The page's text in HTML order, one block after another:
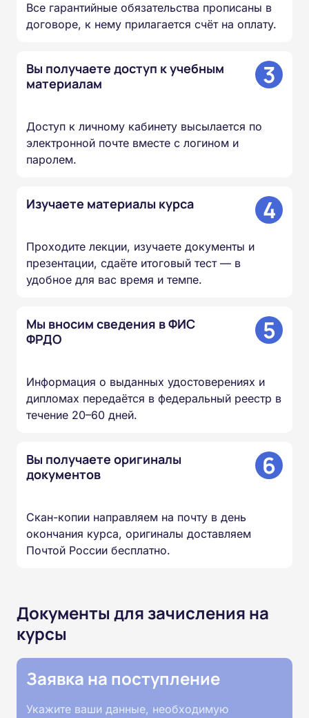
Все гарантийные обязательства прописаны в
договоре, к нему прилагается счёт на оплату.
Вы получаете доступ к учебным
материалам
3
Доступ к личному кабинету высылается по
электронной почте вместе с логином и
паролем.
Изучаете материалы курса 4
Проходите лекции, изучаете документы и
презентации, сдаёте итоговый тест — в
удобное для вас время и темпе.
Мы вносим сведения в ФИС
ФРДО
5
Информация о выданных удостоверениях и
дипломах передаётся в федеральный реестр в
течение 20–60 дней.
Вы получаете оригиналы
документов
6
Скан-копии направляем на почту в день
окончания курса, оригиналы доставляем
Почтой России бесплатно.
Документы для зачисления на
курсы
Заявка на поступление
Укажите ваши данные, необходимую